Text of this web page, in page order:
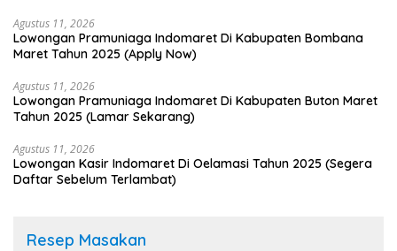
Agustus 11, 2026
Lowongan Pramuniaga Indomaret Di Kabupaten Bombana
Maret Tahun 2025 (Apply Now)
Agustus 11, 2026
Lowongan Pramuniaga Indomaret Di Kabupaten Buton Maret
Tahun 2025 (Lamar Sekarang)
Agustus 11, 2026
Lowongan Kasir Indomaret Di Oelamasi Tahun 2025 (Segera
Daftar Sebelum Terlambat)
Resep Masakan